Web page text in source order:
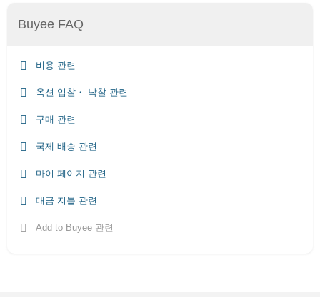
Buyee FAQ
비용 관련
옥션 입찰・ 낙찰 관련
구매 관련
국제 배송 관련
마이 페이지 관련
대금 지불 관련
Add to Buyee 관련